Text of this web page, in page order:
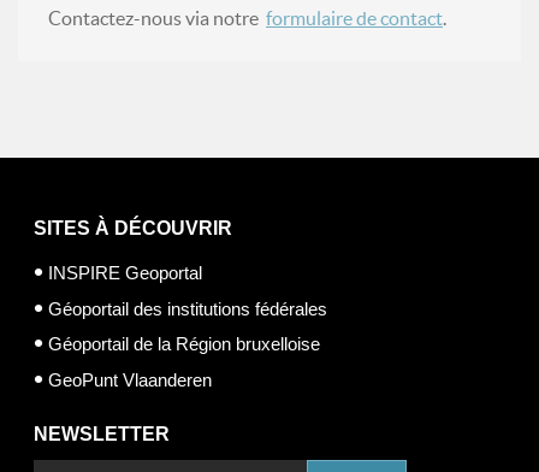
Contactez-nous via notre formulaire de contact.
SITES À DÉCOUVRIR
INSPIRE Geoportal
Géoportail des institutions fédérales
Géoportail de la Région bruxelloise
GeoPunt Vlaanderen
NEWSLETTER